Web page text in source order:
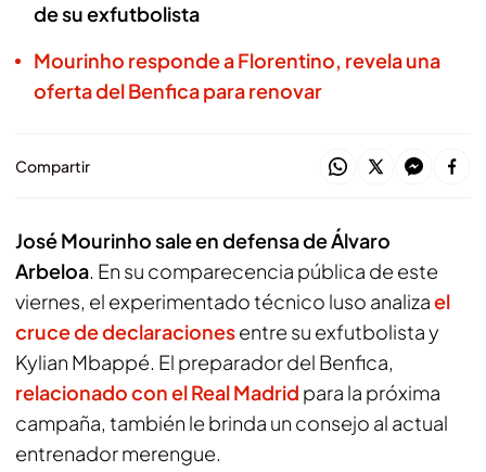
de su exfutbolista
Mourinho responde a Florentino, revela una
oferta del Benfica para renovar
Compartir
José Mourinho sale en defensa de Álvaro
Arbeloa. En su comparecencia pública de este
viernes, el experimentado técnico luso analizael
cruce de declaracionesentre su exfutbolista y
Kylian Mbappé. El preparador del Benfica,
relacionado con el Real Madrid para la próxima
campaña, también le brinda un consejo al actual
entrenador merengue.